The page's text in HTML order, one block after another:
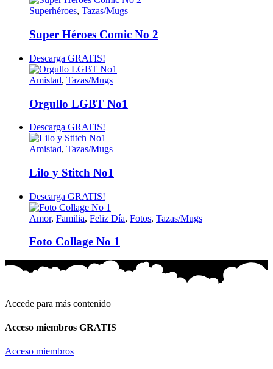
Superhéroes, Tazas/Mugs
Super Héroes Comic No 2
Descarga GRATIS!
Amistad, Tazas/Mugs
Orgullo LGBT No1
Descarga GRATIS!
Amistad, Tazas/Mugs
Lilo y Stitch No1
Descarga GRATIS!
Amor, Familia, Feliz Día, Fotos, Tazas/Mugs
Foto Collage No 1
Accede para más contenido
Acceso miembros GRATIS
Acceso miembros